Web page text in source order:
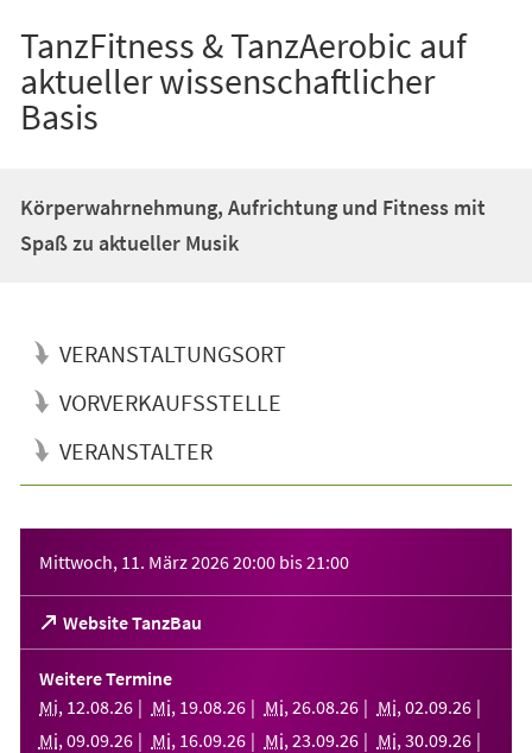
TanzFitness & TanzAerobic auf
aktueller wissenschaftlicher
Basis
Körperwahrnehmung, Aufrichtung und Fitness mit
Spaß zu aktueller Musik
VERANSTALTUNGSORT
VORVERKAUFSSTELLE
VERANSTALTER
Mittwoch, 11. März 202620:00 bis21:00
Website TanzBau
(Öffnet
in
einem
neuen
Tab)
Weitere Termine
Mi, 12.08.26 Mi, 19.08.26 Mi, 26.08.26 Mi, 02.09.26
Mi, 09.09.26 Mi, 16.09.26 Mi, 23.09.26 Mi, 30.09.26